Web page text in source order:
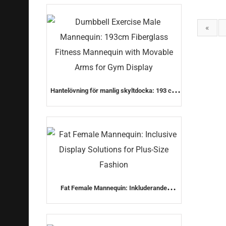
Hantelövning för manlig skyltdocka: 193 cm
Fat Female Mannequin: Inkluderande
«